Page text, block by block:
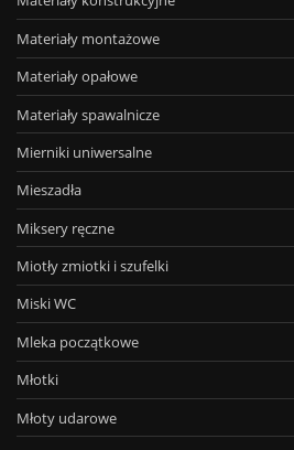
Materiały montażowe
Materiały opałowe
Materiały spawalnicze
Mierniki uniwersalne
Mieszadła
Miksery ręczne
Miotły zmiotki i szufelki
Miski WC
Mleka początkowe
Młotki
Młoty udarowe